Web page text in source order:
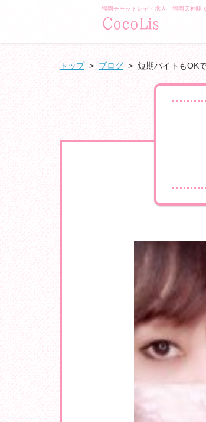
福岡チャットレディ求人 福岡天神駅
トップ> ブログ> 短期バイトもOK